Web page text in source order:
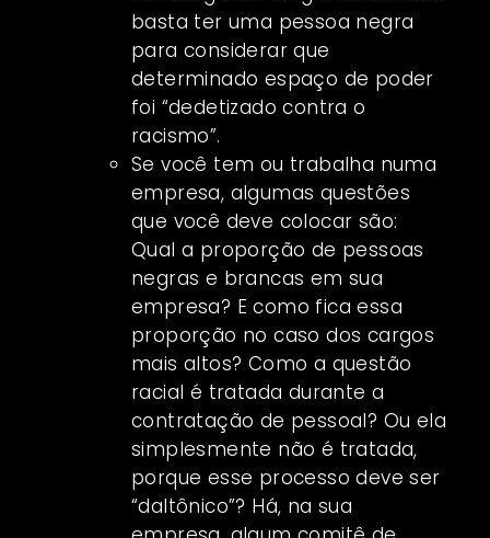
basta ter uma pessoa negra
para considerar que
determinado espaço de poder
foi “dedetizado contra o
racismo”.
Se você tem ou trabalha numa
empresa, algumas questões
que você deve colocar são:
Qual a proporção de pessoas
negras e brancas em sua
empresa? E como fica essa
proporção no caso dos cargos
mais altos? Como a questão
racial é tratada durante a
contratação de pessoal? Ou ela
simplesmente não é tratada,
porque esse processo deve ser
“daltônico”? Há, na sua